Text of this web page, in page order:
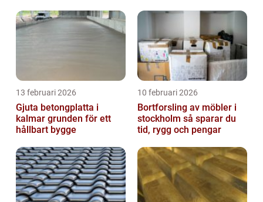
13 februari 2026
Gjuta betongplatta i
kalmar grunden för ett
hållbart bygge
10 februari 2026
Bortforsling av möbler i
stockholm så sparar du
tid, rygg och pengar